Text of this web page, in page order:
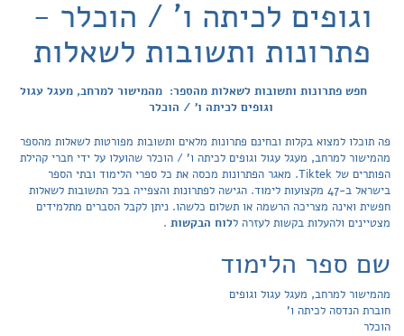
וגופים לכיתה ו' / הוכלר -
פתרונות ותשובות לשאלות
חפש פתרונות ותשובות לשאלות מהספר: מהמישור למרחב, מעגל עגול
וגופים לכיתה ו' / הוכלר
פה תוכלו למצוא בקלות ובחינם פתרונות מלאים ותשובות מפורטות לשאלות מהספר
מהמישור למרחב, מעגל עגול וגופים לכיתה ו' / הוכלר שהועלו על ידי חברי קהילת
הפותרים של Tiktek. מאגר הפתרונות מכסה את כל ספרי הלימוד ובתי הספר
בישראל ב-47 מקצועות לימוד. הגישה לפתרונות והצפייה בכל התשובות לשאלות
חפשית ואינה מצריכה הרשמה או תשלום כלשהו. ניתן לקבל הסברים מתלמידים
מצטיינים ולהעלות בקשות לעזרה ללוח הבקשות .
שם ספר הלימוד
מהמישור למרחב, מעגל עגול וגופים
חוברת הנדסה לכיתה ו'
הוכלר